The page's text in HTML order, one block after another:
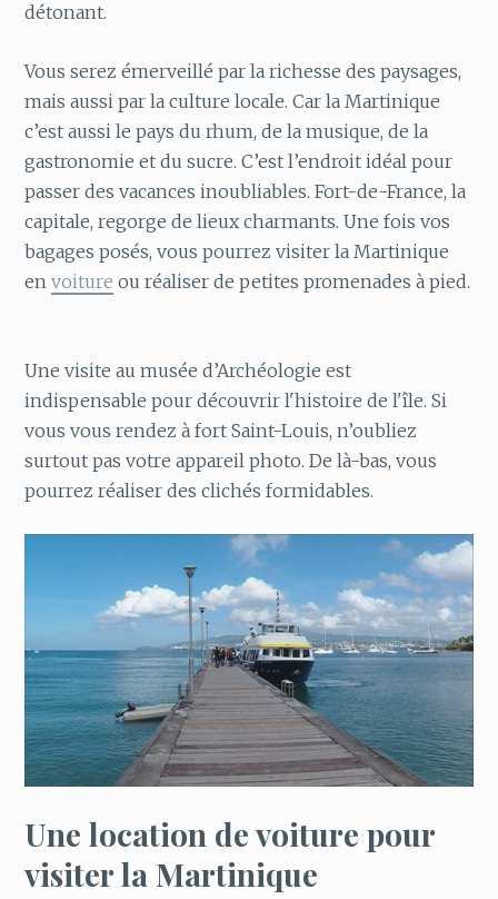
détonant.
Vous serez émerveillé par la richesse des paysages,
mais aussi par la culture locale. Car la Martinique
c’est aussi le pays du rhum, de la musique, de la
gastronomie et du sucre. C’est l’endroit idéal pour
passer des vacances inoubliables. Fort-de-France, la
capitale, regorge de lieux charmants. Une fois vos
bagages posés, vous pourrez visiter la Martinique
envoiture ou réaliser de petites promenades à pied.
Une visite au musée d’Archéologie est
indispensable pour découvrir l'histoire de l'île. Si
vous vous rendez à fort Saint-Louis, n’oubliez
surtout pas votre appareil photo. De là-bas, vous
pourrez réaliser des clichés formidables.
Une location de voiture pour
visiter la Martinique